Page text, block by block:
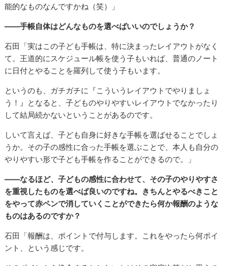
能的なものなんですかね（笑）」
――手帳自体はどんなものを選べばいいのでしょうか？
石田「実はこの子ども手帳は、特に決まったレイアウトがなく
て。王道的にスケジュール帳を使う子もいれば、普通のノート
に日付とやることを羅列して使う子もいます。
というのも、ガチガチに『こういうレイアウトでやりましょ
う！』となると、子どものやりやすいレイアウトでなかったり
して結局続かないということがあるのです。
しいて言えば、子ども自身に好きな手帳を選ばせることでしょ
うか。その子の感性に合った手帳を選ぶことで、本人も自分の
やりやすい形で子ども手帳を作ることができるので。」
――なるほど、子どもの感性に合わせて、その子のやりやすさ
を重視したものを選べば良いのですね。きちんとやるべきこと
をやって赤ペンで消していくことができたら何か報酬のような
ものはあるのですか？
石田「報酬は、ポイントで付与します。これをやったら何ポイ
ント、という感じです。